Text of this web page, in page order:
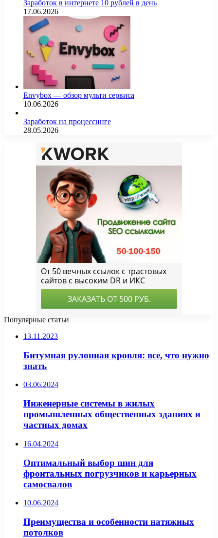
Заработок в интернете 10 рублей в день
17.06.2026
Envybox — обзор мульти сервиса
10.06.2026
Заработок на процессинге
28.05.2026
Популярные статьи
13.11.2023
Битумная рулонная кровля: все, что нужно
знать
03.06.2024
Инженерные системы в жилых
промышленных общественных зданиях и
частных домах
16.04.2024
Оптимальный выбор шин для
фронтальных погрузчиков и карьерных
самосвалов
10.06.2024
Преимущества и особенности натяжных
потолков